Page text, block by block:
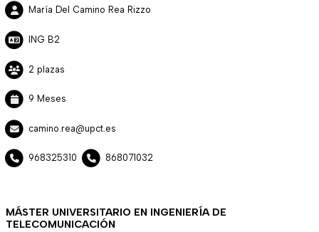
María Del Camino Rea Rizzo
ING B2
2 plazas
9 Meses
camino.rea@upct.es
968325310 868071032
MÁSTER UNIVERSITARIO EN INGENIERÍA DE
TELECOMUNICACIÓN